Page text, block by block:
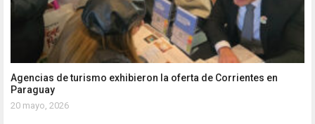
Agencias de turismo exhibieron la oferta de Corrientes en
Paraguay
20 mayo, 2026